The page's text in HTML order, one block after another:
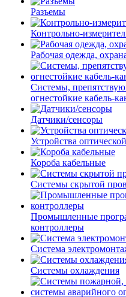
Разъемы
Контрольно-
Рабочая одежда,
Системы,
огнестойкие кабель-
Датчики/сенсоры
Устройства
Короба кабельные
Системы скрытой
Промышленные
контроллеры
Система
Системы охлаждения